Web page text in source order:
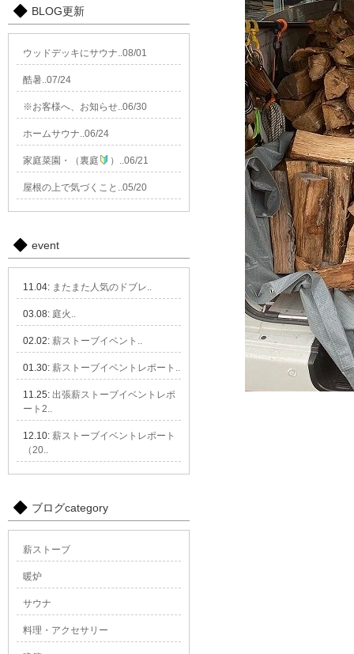
BLOG更新
ウッドデッキにサウナ..08/01
酷暑..07/24
※お客様へ、お知らせ..06/30
ホームサウナ..06/24
家庭菜園・（裏庭 ）..06/21
屋根の上で気づくこと..05/20
event
11.04: またまた人気のドブレ..
03.08: 庭火..
02.02: 薪ストーブイベント..
01.30: 薪ストーブイベントレポート..
11.25: 出張薪ストーブイベントレポ
ート2..
12.10: 薪ストーブイベントレポート
（20..
ブログcategory
薪ストーブ
暖炉
サウナ
料理・アクセサリー